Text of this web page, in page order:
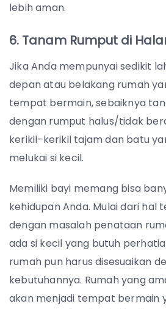
lebih aman.
6. Tanam Rumput di
Jika Anda mempunyai sedikit
depan atau belakang rumah
tempat bermain, sebaiknya
dengan rumput halus/tidak
kerikil-kerikil tajam dan batu
melukai si kecil.
Memiliki bayi memang bisa
kehidupan Anda. Mulai dari hal
dengan masalah penataan
ada si kecil yang butuh
rumah pun harus disesuaikan
kebutuhannya. Rumah yang
akan menjadi tempat bermain